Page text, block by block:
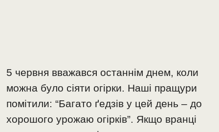
5 червня вважався останнім днем, коли
можна було сіяти огірки. Наші пращури
помітили: “Багато ґедзів у цей день – до
хорошого урожаю огірків”. Якщо вранці